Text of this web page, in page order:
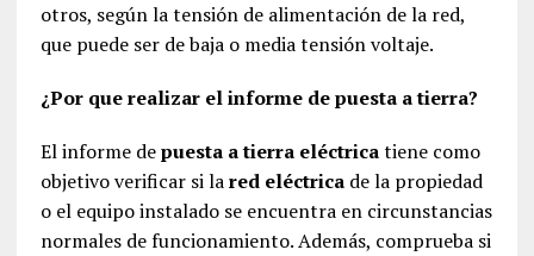
otros, según la tensión de alimentación de la red,
que puede ser de baja o media tensión voltaje.
¿Por que realizar el informe de puesta a tierra?
El informe depuesta a tierra eléctricatiene como
objetivo verificar si lared eléctricade la propiedad
o el equipo instalado se encuentra en circunstancias
normales de funcionamiento. Además, comprueba si